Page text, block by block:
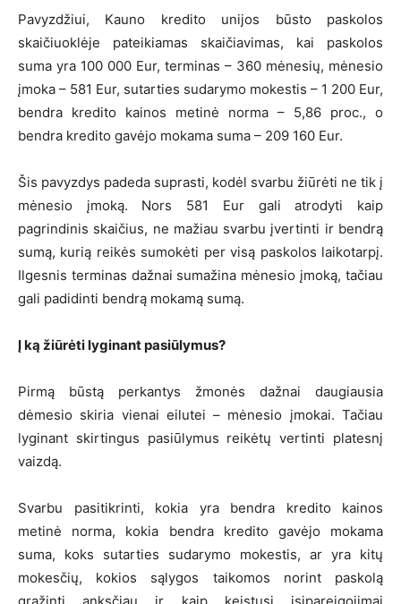
Pavyzdžiui, Kauno kredito unijos būsto paskolos
skaičiuoklėje pateikiamas skaičiavimas, kai paskolos
suma yra 100 000 Eur, terminas – 360 mėnesių, mėnesio
įmoka – 581 Eur, sutarties sudarymo mokestis – 1 200 Eur,
bendra kredito kainos metinė norma – 5,86 proc., o
bendra kredito gavėjo mokama suma – 209 160 Eur.
Šis pavyzdys padeda suprasti, kodėl svarbu žiūrėti ne tik į
mėnesio įmoką. Nors 581 Eur gali atrodyti kaip
pagrindinis skaičius, ne mažiau svarbu įvertinti ir bendrą
sumą, kurią reikės sumokėti per visą paskolos laikotarpį.
Ilgesnis terminas dažnai sumažina mėnesio įmoką, tačiau
gali padidinti bendrą mokamą sumą.
Į ką žiūrėti lyginant pasiūlymus?
Pirmą būstą perkantys žmonės dažnai daugiausia
dėmesio skiria vienai eilutei – mėnesio įmokai. Tačiau
lyginant skirtingus pasiūlymus reikėtų vertinti platesnį
vaizdą.
Svarbu pasitikrinti, kokia yra bendra kredito kainos
metinė norma, kokia bendra kredito gavėjo mokama
suma, koks sutarties sudarymo mokestis, ar yra kitų
mokesčių, kokios sąlygos taikomos norint paskolą